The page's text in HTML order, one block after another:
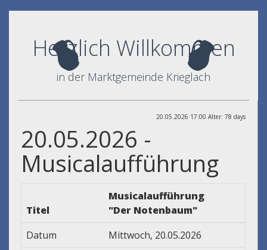
Herzlich Willkommen
in der Marktgemeinde Krieglach
20.05.2026 17:00 Alter: 78 days
20.05.2026 -
Musicalaufführung
Titel
Musicalaufführung
"Der Notenbaum"
Datum
Mittwoch, 20.05.2026